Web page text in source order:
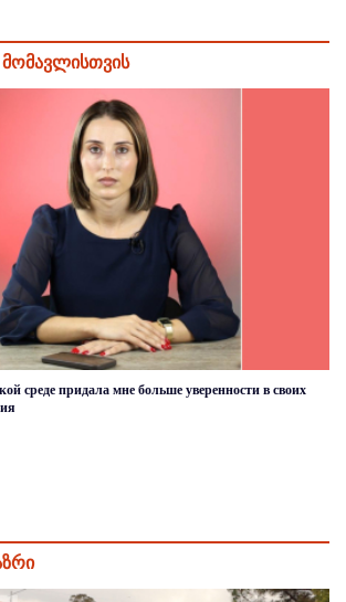
მომავლისთვის
среде придала мне больше уверенности в своих